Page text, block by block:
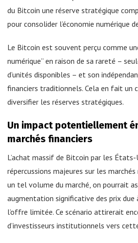
du Bitcoin une réserve stratégique
pour consolider l’économie numérique
Le Bitcoin est souvent perçu comme
numérique” en raison de sa rareté –
d’unités disponibles – et son
financiers traditionnels. Cela en fait un
diversifier les réserves stratégiques.
Un impact potentiellement
marchés financiers
L’achat massif de Bitcoin par les
répercussions majeures sur les
un tel volume du marché, on pourrait
augmentation significative des prix due
l’offre limitée. Ce scénario attirerait
d’investisseurs institutionnels vers